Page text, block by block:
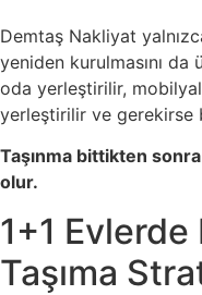
Demtaş Nakliyat
yeniden kurulmasını
oda yerleştirilir,
yerleştirilir ve gerekirse
Taşınma bittikten
olur.
1+1
Taşıma